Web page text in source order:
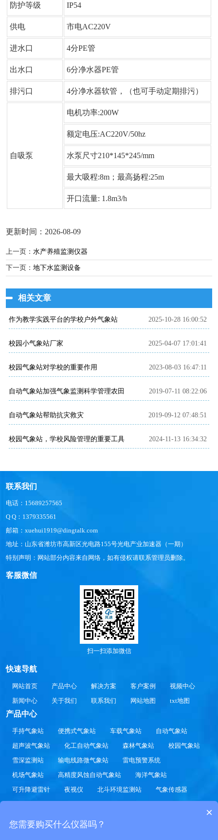
防护等级 IP54
供电 市电AC220V
进水口 4分PE管
出水口 6分净水器PE管
排污口 4分净水器软管，（也可手动定期排污）
自吸泵
电机功率:200W
额定电压:AC220V/50hz
水泵尺寸210*145*245/mm
最大吸程:8m；最高扬程:25m
开口流量: 1.8m3/h
更新时间：2026-08-09
上一页： 水产养殖监测仪器
下一页： 地下水监测设备
相关文章
作为教学实践平台的学校户外气象站 2025-10-28 16:00:52
校园小气象站厂家 2025-04-07 17:01:41
校园气象站对学校的重要作用 2023-08-03 16:47:11
自动气象站加强气象监测科学管理农田 2019-07-11 08:22:06
自动气象站帮助抗灾救灾 2019-09-12 07:48:51
校园气象站，学校风险管理的重要工具 2024-11-13 16:34:32
联系我们
电话：15689257565
Q Q：1379335561
邮箱：xuehui1919@dingtalk.com
地址：山东省潍坊市高新区光电路155号光电产业加速器（一期）
特别声明：网站部分内容来自网络，如有侵权请联系管理员删除。
客服微信
扫一扫添加微信
快速导航
网站首页 产品中心 解决方案 客户案例
视频中心
新闻中心
关于我们 联系我们 网站地图 txt地图
产品中心
手持气象站 便携式气象站 车载气象站
自动气象站
超声波气象站
化工自动气象站 森林气象站
校园气象站
雪深监测站
输电线路微气象站
雷电预警系统
机场气象站
高精度风蚀自动气象站
海洋气象站
可升降避雷针
夜视仪 北斗环境监测站
气象传感器
光伏气象站
景区气象站
×
您需要购买什么仪器吗？